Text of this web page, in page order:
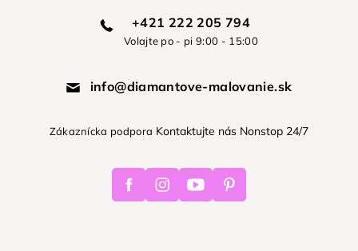
+421 222 205 794
Volajte po - pi 9:00 - 15:00
info@diamantove-malovanie.sk
Zákaznícka podpora Kontaktujte nás Nonstop 24/7
FacebookInstagramYoutube Pinterest